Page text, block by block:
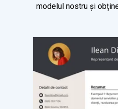
modelul nostru și